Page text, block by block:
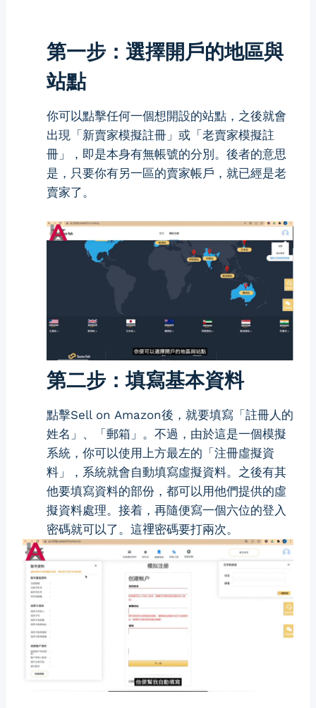
第一步：選擇開戶的地區與
站點
你可以點擊任何一個想開設的站點，之後就會
出現「新賣家模擬註冊」或「老賣家模擬註
冊」，即是本身有無帳號的分別。後者的意思
是，只要你有另一區的賣家帳戶，就已經是老
賣家了。
第二步：填寫基本資料
點擊Sell on Amazon後，就要填寫「註冊人的
姓名」、「郵箱」。不過，由於這是一個模擬
系統，你可以使用上方最左的「注冊虛擬資
料」，系統就會自動填寫虛擬資料。之後有其
他要填寫資料的部份，都可以用他們提供的虛
擬資料處理。接着，再隨便寫一個六位的登入
密碼就可以了。這𥚃密碼要打兩次。